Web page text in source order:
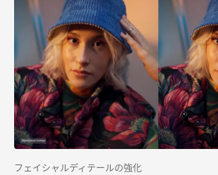
フェイシャルディテールの強化